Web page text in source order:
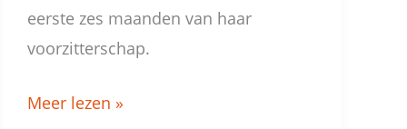
eerste zes maanden van haar
voorzitterschap.
Meer lezen »